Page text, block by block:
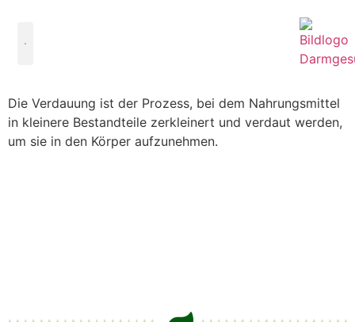
Die Verdauung ist der Prozess, bei dem Nahrungsmittel
in kleinere Bestandteile zerkleinert und verdaut werden,
um sie in den Körper aufzunehmen.